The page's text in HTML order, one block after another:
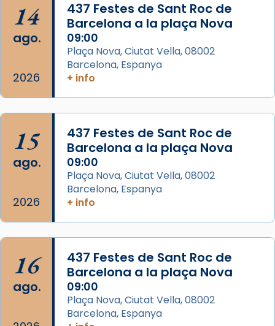
Arquebisbat de Barcelona
2 weeks ago
Memòria de les santes Juliana i
Semproniana, verges i màrtirs.
Acompanyant la història de sant Cugat, a
partir de l’Edat Mitjana sorgeix la tradició
que les santes Juliana (“relatiu a Júlia”) i
Semproniana (“relatiu a Semprònia =
eterna”) són deixebles seves. I l’any 1667, el
frare Joan Gaspar Roig, afirma en una obra
que les santes són filles de l’antiga Iluro.
Mataró en reivindicarà les relíq
...
14
ago.
2026
437 Festes de Sant Roc de
Barcelona a la plaça Nova
09:00
Plaça Nova, Ciutat Vella, 08002
Barcelona, Espanya
+ info
15
ago.
2026
437 Festes de Sant Roc de
Barcelona a la plaça Nova
09:00
Plaça Nova, Ciutat Vella, 08002
Barcelona, Espanya
+ info
16
ago.
437 Festes de Sant Roc de
Barcelona a la plaça Nova
09:00
Plaça Nova, Ciutat Vella, 08002
Barcelona, Espanya